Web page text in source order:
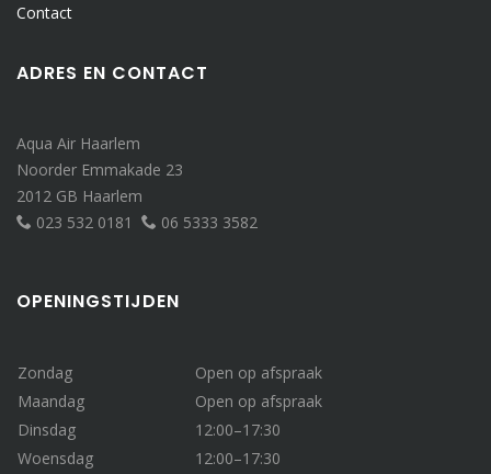
Contact
ADRES EN CONTACT
Aqua Air Haarlem
Noorder Emmakade 23
2012 GB Haarlem
023 532 0181
06 5333 3582
OPENINGSTIJDEN
Zondag
Open op afspraak
Maandag
Open op afspraak
Dinsdag
12:00–17:30
Woensdag
12:00–17:30